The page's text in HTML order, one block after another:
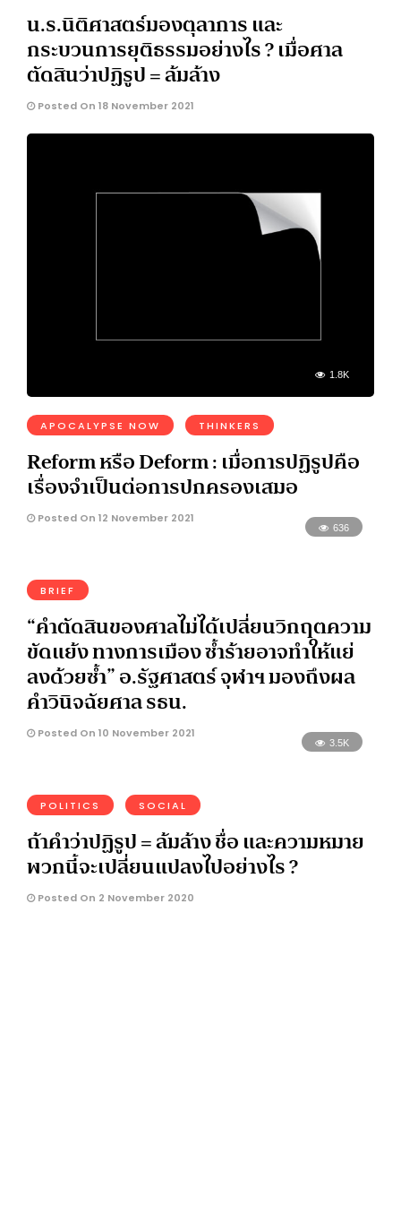
น.ร.นิติศาสตร์มองตุลาการ และ
กระบวนการยุติธรรมอย่างไร ? เมื่อศาล
ตัดสินว่าปฏิรูป = ล้มล้าง
Posted On 18 November 2021
1.8K
APOCALYPSE NOW THINKERS
Reform หรือ Deform : เมื่อการปฏิรูปคือ
เรื่องจำเป็นต่อการปกครองเสมอ
Posted On 12 November 2021
636
BRIEF
“คำตัดสินของศาลไม่ได้เปลี่ยนวิกฤตความ
ขัดแย้ง ทางการเมือง ซ้ำร้ายอาจทำให้แย่
ลงด้วยซ้ำ” อ.รัฐศาสตร์ จุฬาฯ มองถึงผล
คำวินิจฉัยศาล รธน.
Posted On 10 November 2021
3.5K
POLITICS SOCIAL
ถ้าคำว่าปฏิรูป = ล้มล้าง ชื่อ และความหมาย
พวกนี้จะเปลี่ยนแปลงไปอย่างไร ?
Posted On 2 November 2020